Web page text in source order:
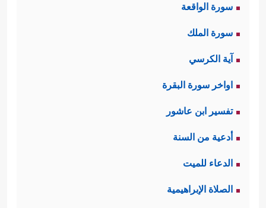
سورة الواقعة
سورة الملك
آية الكرسي
اواخر سورة البقرة
تفسير ابن عاشور
أدعية من السنة
الدعاء للميت
الصلاة الإبراهيمية